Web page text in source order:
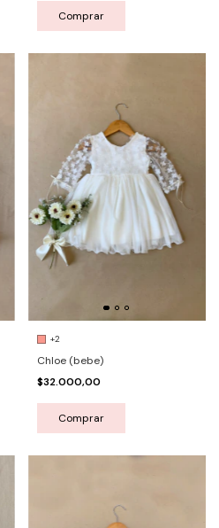
Comprar
+2
Chloe (bebe)
$32.000,00
Comprar